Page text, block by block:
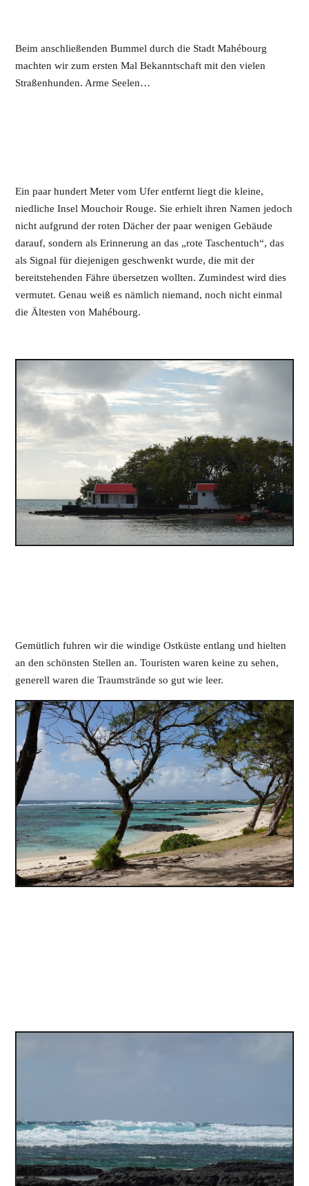
Beim anschließenden Bummel durch die Stadt Mahébourg
machten wir zum ersten Mal Bekanntschaft mit den vielen
Straßenhunden. Arme Seelen…
Ein paar hundert Meter vom Ufer entfernt liegt die kleine,
niedliche Insel Mouchoir Rouge. Sie erhielt ihren Namen jedoch
nicht aufgrund der roten Dächer der paar wenigen Gebäude
darauf, sondern als Erinnerung an das „rote Taschentuch“, das
als Signal für diejenigen geschwenkt wurde, die mit der
bereitstehenden Fähre übersetzen wollten. Zumindest wird dies
vermutet. Genau weiß es nämlich niemand, noch nicht einmal
die Ältesten von Mahébourg.
Gemütlich fuhren wir die windige Ostküste entlang und hielten
an den schönsten Stellen an. Touristen waren keine zu sehen,
generell waren die Traumstrände so gut wie leer.